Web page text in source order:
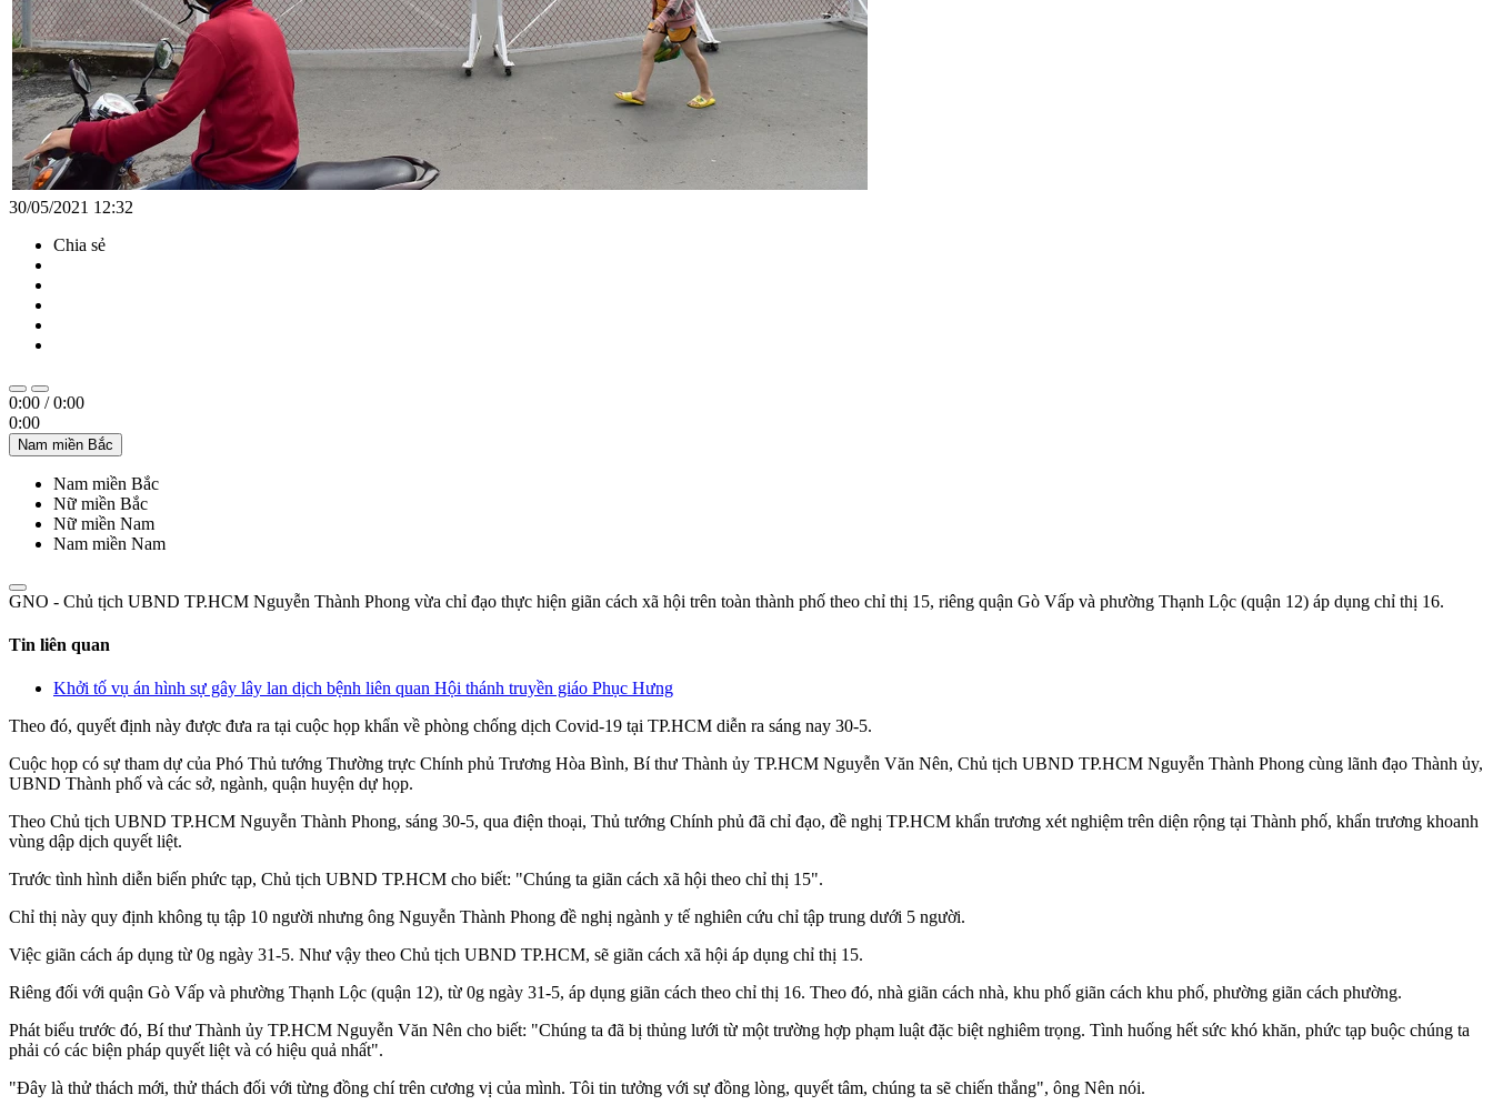
30/05/2021 12:32
Chia sẻ
0:00 /0:00
0:00
Nam miền Bắc
Nam miền Bắc
Nữ miền Bắc
Nữ miền Nam
Nam miền Nam
GNO - Chủ tịch UBND TP.HCM Nguyễn Thành Phong vừa chỉ đạo thực hiện giãn cách xã hội trên toàn thành phố theo chỉ thị 15, riêng quận Gò Vấp và phường Thạnh Lộc (quận 12) áp dụng chỉ thị 16.
Tin liên quan
Khởi tố vụ án hình sự gây lây lan dịch bệnh liên quan Hội thánh truyền giáo Phục Hưng
Theo đó, quyết định này được đưa ra tại cuộc họp khẩn về phòng chống dịch Covid-19 tại TP.HCM diễn ra sáng nay 30-5.
Cuộc họp có sự tham dự của Phó Thủ tướng Thường trực Chính phủ Trương Hòa Bình, Bí thư Thành ủy TP.HCM Nguyễn Văn Nên, Chủ tịch UBND TP.HCM Nguyễn Thành Phong cùng lãnh đạo Thành ủy,
UBND Thành phố và các sở, ngành, quận huyện dự họp.
Theo Chủ tịch UBND TP.HCM Nguyễn Thành Phong, sáng 30-5, qua điện thoại, Thủ tướng Chính phủ đã chỉ đạo, đề nghị TP.HCM khẩn trương xét nghiệm trên diện rộng tại Thành phố, khẩn trương khoanh
vùng dập dịch quyết liệt.
Trước tình hình diễn biến phức tạp, Chủ tịch UBND TP.HCM cho biết: "Chúng ta giãn cách xã hội theo chỉ thị 15".
Chỉ thị này quy định không tụ tập 10 người nhưng ông Nguyễn Thành Phong đề nghị ngành y tế nghiên cứu chỉ tập trung dưới 5 người.
Việc giãn cách áp dụng từ 0g ngày 31-5. Như vậy theo Chủ tịch UBND TP.HCM, sẽ giãn cách xã hội áp dụng chỉ thị 15.
Riêng đối với quận Gò Vấp và phường Thạnh Lộc (quận 12), từ 0g ngày 31-5, áp dụng giãn cách theo chỉ thị 16. Theo đó, nhà giãn cách nhà, khu phố giãn cách khu phố, phường giãn cách phường.
Phát biểu trước đó, Bí thư Thành ủy TP.HCM Nguyễn Văn Nên cho biết: "Chúng ta đã bị thủng lưới từ một trường hợp phạm luật đặc biệt nghiêm trọng. Tình huống hết sức khó khăn, phức tạp buộc chúng ta
phải có các biện pháp quyết liệt và có hiệu quả nhất".
"Đây là thử thách mới, thử thách đối với từng đồng chí trên cương vị của mình. Tôi tin tưởng với sự đồng lòng, quyết tâm, chúng ta sẽ chiến thắng", ông Nên nói.